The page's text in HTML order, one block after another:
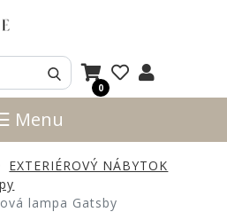
0
Menu
EXTERIÉROVÝ NÁBYTOK
lampa Gatsby